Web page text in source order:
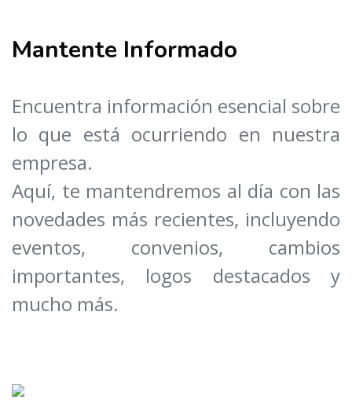
Mantente Informado
Encuentra información esencial sobre
lo que está ocurriendo en nuestra
empresa.
Aquí, te mantendremos al día con las
novedades más recientes, incluyendo
eventos, convenios, cambios
importantes, logos destacados y
mucho más.